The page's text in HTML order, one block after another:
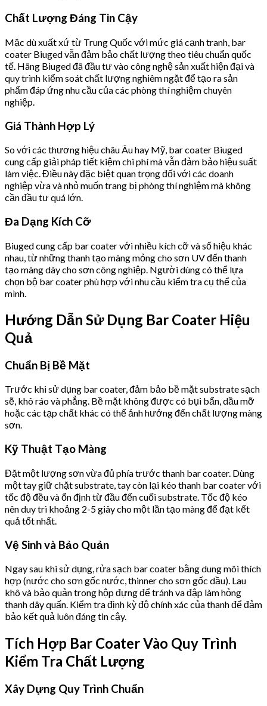
Chất Lượng Đáng Tin Cậy
Mặc dù xuất xứ từ Trung Quốc với mức giá cạnh tranh, bar
coater Biuged vẫn đảm bảo chất lượng theo tiêu chuẩn quốc
tế. Hãng Biuged đã đầu tư vào công nghệ sản xuất hiện đại và
quy trình kiểm soát chất lượng nghiêm ngặt để tạo ra sản
phẩm đáp ứng nhu cầu của các phòng thí nghiệm chuyên
nghiệp.
Giá Thành Hợp Lý
So với các thương hiệu châu Âu hay Mỹ, bar coater Biuged
cung cấp giải pháp tiết kiệm chi phí mà vẫn đảm bảo hiệu suất
làm việc. Điều này đặc biệt quan trọng đối với các doanh
nghiệp vừa và nhỏ muốn trang bị phòng thí nghiệm mà không
cần đầu tư quá lớn.
Đa Dạng Kích Cỡ
Biuged cung cấp bar coater với nhiều kích cỡ và số hiệu khác
nhau, từ những thanh tạo màng mỏng cho sơn UV đến thanh
tạo màng dày cho sơn công nghiệp. Người dùng có thể lựa
chọn bộ bar coater phù hợp với nhu cầu kiểm tra cụ thể của
mình.
Hướng Dẫn Sử Dụng Bar Coater Hiệu
Quả
Chuẩn Bị Bề Mặt
Trước khi sử dụng bar coater, đảm bảo bề mặt substrate sạch
sẽ, khô ráo và phẳng. Bề mặt không được có bụi bẩn, dầu mỡ
hoặc các tạp chất khác có thể ảnh hưởng đến chất lượng màng
sơn.
Kỹ Thuật Tạo Màng
Đặt một lượng sơn vừa đủ phía trước thanh bar coater. Dùng
một tay giữ chặt substrate, tay còn lại kéo thanh bar coater với
tốc độ đều và ổn định từ đầu đến cuối substrate. Tốc độ kéo
nên duy trì khoảng 2-5 giây cho một lần tạo màng để đạt kết
quả tốt nhất.
Vệ Sinh và Bảo Quản
Ngay sau khi sử dụng, rửa sạch bar coater bằng dung môi thích
hợp (nước cho sơn gốc nước, thinner cho sơn gốc dầu). Lau
khô và bảo quản trong hộp đựng để tránh va đập làm hỏng
thanh dây quấn. Kiểm tra định kỳ độ chính xác của thanh để đảm
bảo kết quả luôn đáng tin cậy.
Tích Hợp Bar Coater Vào Quy Trình
Kiểm Tra Chất Lượng
Xây Dựng Quy Trình Chuẩn